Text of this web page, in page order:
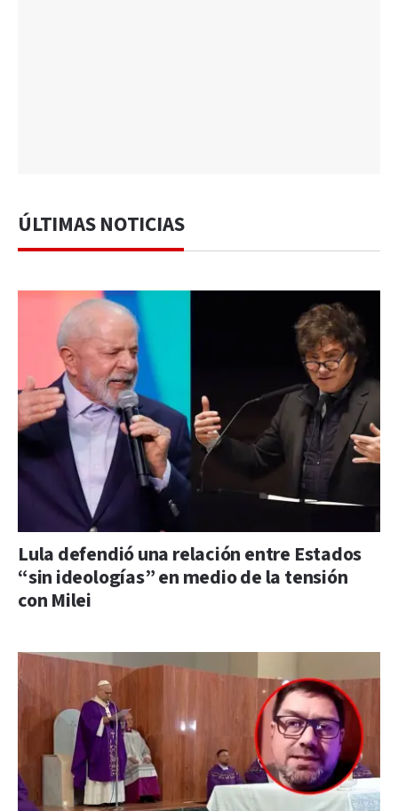
ÚLTIMAS NOTICIAS
Lula defendió una relación entre Estados
“sin ideologías” en medio de la tensión
con Milei